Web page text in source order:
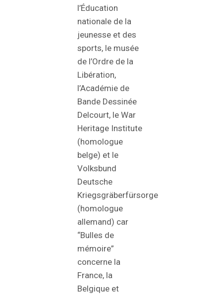
l’Éducation
nationale de la
jeunesse et des
sports, le musée
de l’Ordre de la
Libération,
l’Académie de
Bande Dessinée
Delcourt, le War
Heritage Institute
(homologue
belge) et le
Volksbund
Deutsche
Kriegsgräberfürsorge
(homologue
allemand) car
“Bulles de
mémoire”
concerne la
France, la
Belgique et